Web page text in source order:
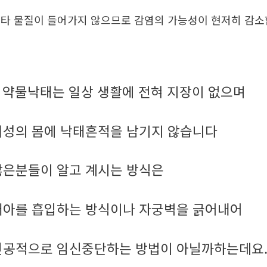
물질이 들어가지 않으므로 감염의 가능성이 현저히 감
약물낙태는 일상 생활에 전혀 지장이 없으며
의 몸에 낙태흔적을 남기지 않습니다
분들이 알고 계시는 방식은
를 흡입하는 방식이나 자궁벽을 긁어내어
적으로 임신중단하는 방법이 아닐까하는데요.